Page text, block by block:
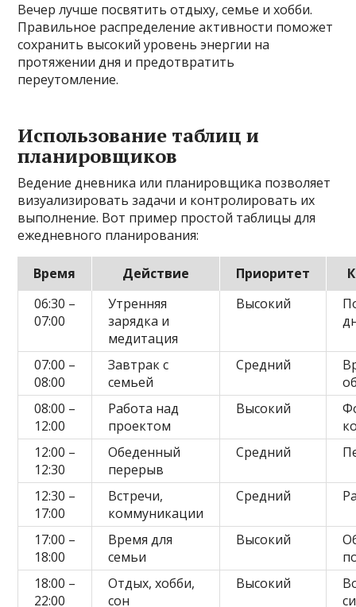
Вечер лучше посвятить отдыху, семье и хобби.
Правильное распределение активности поможет
сохранить высокий уровень энергии на
протяжении дня и предотвратить
переутомление.
Использование таблиц и
планировщиков
Ведение дневника или планировщика позволяет
визуализировать задачи и контролировать их
выполнение. Вот пример простой таблицы для
ежедневного планирования:
Время Действие Приоритет
06:30 –
07:00
Утренняя
зарядка и
медитация
Высокий
07:00 –
08:00
Завтрак с
семьей
Средний
08:00 –
12:00
Работа над
проектом
Высокий
12:00 –
12:30
Обеденный
перерыв
Средний
12:30 –
17:00
Встречи,
коммуникации
Средний
17:00 –
18:00
Время для
семьи
Высокий
18:00 –
22:00
Отдых, хобби,
сон
Высокий